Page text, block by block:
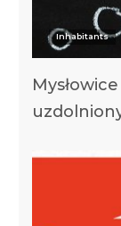
Inhabitants